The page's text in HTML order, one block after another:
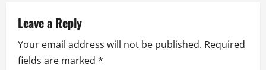
Leave a Reply
Your email address will not be published. Required
fields are marked *